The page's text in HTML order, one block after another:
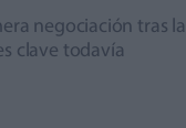
negociación tras la
clave todavía